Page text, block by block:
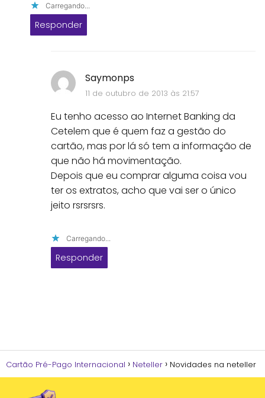
Carregando...
Responder
Saymonps
11 de outubro de 2013 às 21:57
Eu tenho acesso ao Internet Banking da
Cetelem que é quem faz a gestão do
cartão, mas por lá só tem a informação de
que não há movimentação.
Depois que eu comprar alguma coisa vou
ter os extratos, acho que vai ser o único
jeito rsrsrsrs.
Carregando...
Responder
Cartão Pré-Pago Internacional Neteller Novidades na neteller